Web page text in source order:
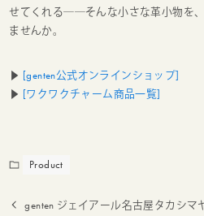
せてくれる――そんな小さな革小物を
ませんか。
▶ [genten公式オンラインショップ]
▶ [ワクワクチャーム商品一覧]
Product
genten ジェイアール名古屋タカシマ